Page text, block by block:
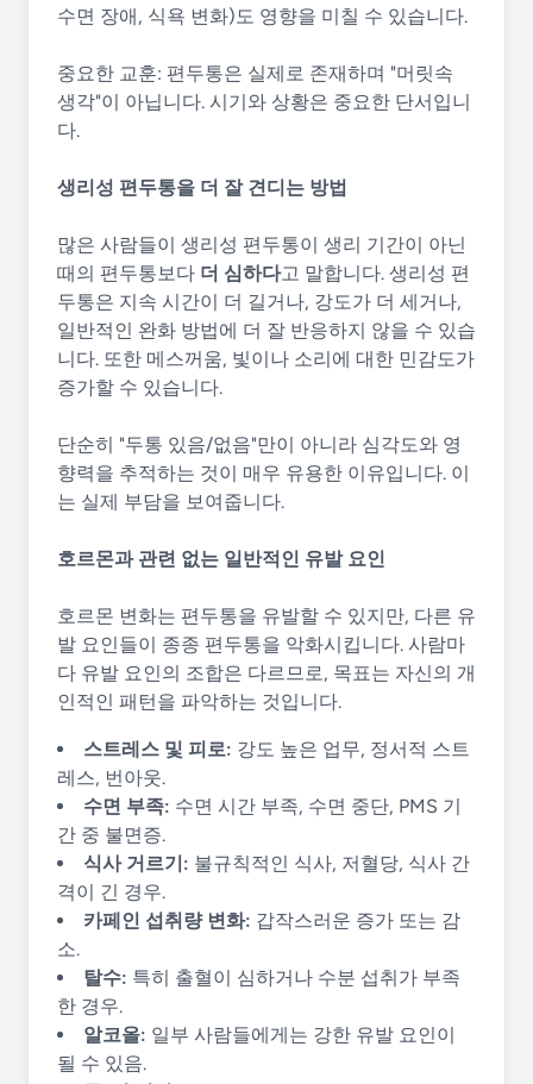
수면 장애, 식욕 변화)도 영향을 미칠 수 있습니다.
중요한 교훈: 편두통은 실제로 존재하며 "머릿속
생각"이 아닙니다. 시기와 상황은 중요한 단서입니
다.
생리성 편두통을 더 잘 견디는 방법
많은 사람들이 생리성 편두통이 생리 기간이 아닌
때의 편두통보다 더 심하다고 말합니다. 생리성 편
두통은 지속 시간이 더 길거나, 강도가 더 세거나,
일반적인 완화 방법에 더 잘 반응하지 않을 수 있습
니다. 또한 메스꺼움, 빛이나 소리에 대한 민감도가
증가할 수 있습니다.
단순히 "두통 있음/없음"만이 아니라 심각도와 영
향력을 추적하는 것이 매우 유용한 이유입니다. 이
는 실제 부담을 보여줍니다.
호르몬과 관련 없는 일반적인 유발 요인
호르몬 변화는 편두통을 유발할 수 있지만, 다른 유
발 요인들이 종종 편두통을 악화시킵니다. 사람마
다 유발 요인의 조합은 다르므로, 목표는 자신의 개
인적인 패턴을 파악하는 것입니다.
스트레스 및 피로: 강도 높은 업무, 정서적 스트
레스, 번아웃.
수면 부족: 수면 시간 부족, 수면 중단, PMS 기
간 중 불면증.
식사 거르기: 불규칙적인 식사, 저혈당, 식사 간
격이 긴 경우.
카페인 섭취량 변화: 갑작스러운 증가 또는 감
소.
탈수: 특히 출혈이 심하거나 수분 섭취가 부족
한 경우.
알코올: 일부 사람들에게는 강한 유발 요인이
될 수 있음.